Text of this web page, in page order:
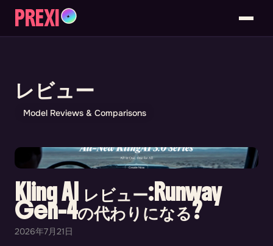
レビュー
Model Reviews & Comparisons
Kling AI レビュー:Runway
Gen-4の代わりになる?
2026年7月21日
PREXI ✦